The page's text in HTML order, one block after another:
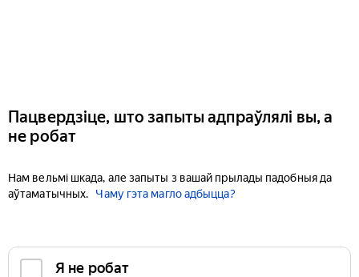
Пацвердзіце, што запыты адпраўлялі вы, а
не робат
Нам вельмі шкада, але запыты з вашай прылады падобныя да
аўтаматычных.
Чаму гэта магло адбыцца?
Я не робат